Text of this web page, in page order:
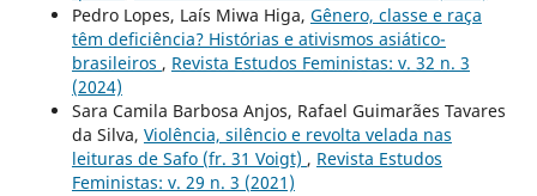
Pedro Lopes, Laís Miwa Higa, Gênero, classe e raça
têm deficiência? Histórias e ativismos asiático-
brasileiros , Revista Estudos Feministas: v. 32 n. 3
(2024)
Sara Camila Barbosa Anjos, Rafael Guimarães Tavares
da Silva, Violência, silêncio e revolta velada nas
leituras de Safo (fr. 31 Voigt) , Revista Estudos
Feministas: v. 29 n. 3 (2021)